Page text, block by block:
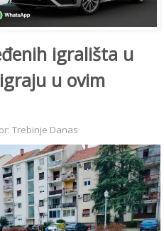
igrališta u
u ovim
Trebinje Danas